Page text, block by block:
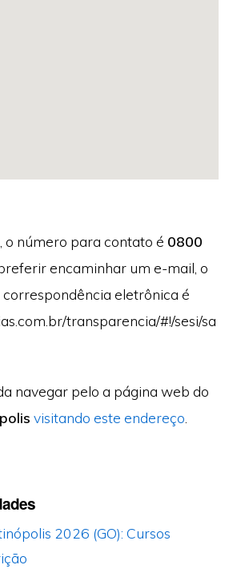
o número para contato é 0800
preferir encaminhar um e-mail, o
eletrônica é
transparencia/#!/sesi/sa
navegar pelo a página web do
visitando este endereço
2026 (GO): Cursos